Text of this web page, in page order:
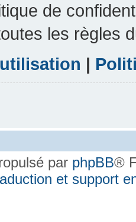
de
les règles
|
par phpBB®
et support